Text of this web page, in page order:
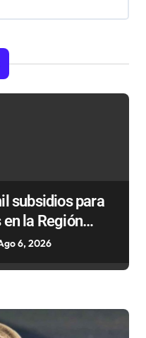
subsidios para
la Región
6, 2026